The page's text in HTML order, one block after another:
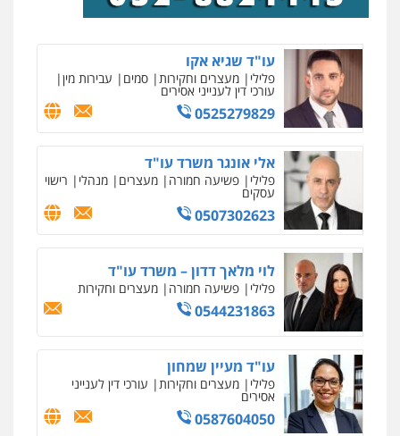
0542255161
גל דהן – משרד עורך דין פלילי
פלילי פשיעה חמורה סמים מעצרים
וחקירות
0544723840
עו"ד ראוף נג'אר
פלילי עורכי דין לענייני אסירים מעצרים
סמים
0548009246
דוד אפרים משרד עורכי דין
פלילי צווארון לבן מס הכנסה מע"מ
0506209859
עדי כרמלי – חברת עו"ד
פלילי כלכלי עורכי דין לענייני אסירים
0525060666
0546657865
עו"ד שגיא אקו
פלילי מעצרים וחקירות סמים עבירות מין
עורכי דין לענייני אסירים
0525279829
אלי אונגר משרד עו"ד
פלילי פשיעה חמורה מעצרים מנהלי רישוי
עסקים
0507302623
לוי מלאך דדון – משרד עו"ד
פלילי פשיעה חמורה מעצרים וחקירות
0544231863
עו"ד מעיין שמחון
פלילי מעצרים וחקירות עורכי דין לענייני
אסירים
0587604050
ניר קידר – צלם
דין
0504578527
רונן הלל – מוניטין
0522508109
מקצועיים לעורכי דין
מרכז התחלה חדשה